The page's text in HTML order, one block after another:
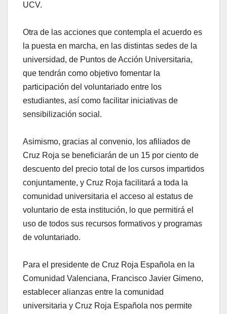
UCV.
Otra de las acciones que contempla el acuerdo es
la puesta en marcha, en las distintas sedes de la
universidad, de Puntos de Acción Universitaria,
que tendrán como objetivo fomentar la
participación del voluntariado entre los
estudiantes, así como facilitar iniciativas de
sensibilización social.
Asimismo, gracias al convenio, los afiliados de
Cruz Roja se beneficiarán de un 15 por ciento de
descuento del precio total de los cursos impartidos
conjuntamente, y Cruz Roja facilitará a toda la
comunidad universitaria el acceso al estatus de
voluntario de esta institución, lo que permitirá el
uso de todos sus recursos formativos y programas
de voluntariado.
Para el presidente de Cruz Roja Española en la
Comunidad Valenciana, Francisco Javier Gimeno,
establecer alianzas entre la comunidad
universitaria y Cruz Roja Española nos permite